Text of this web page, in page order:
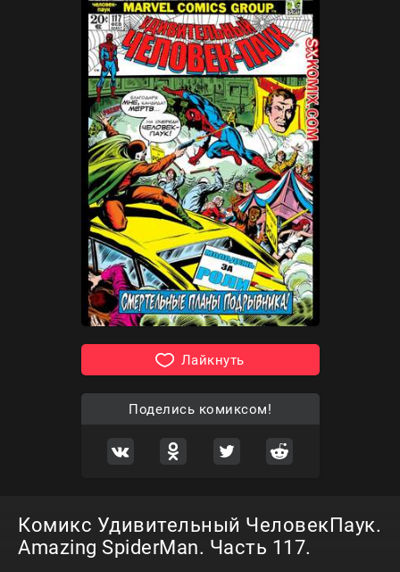
Лайкнуть
Поделись комиксом!
Комикс Удивительный ЧеловекПаук.
Amazing SpiderMan. Часть 117.